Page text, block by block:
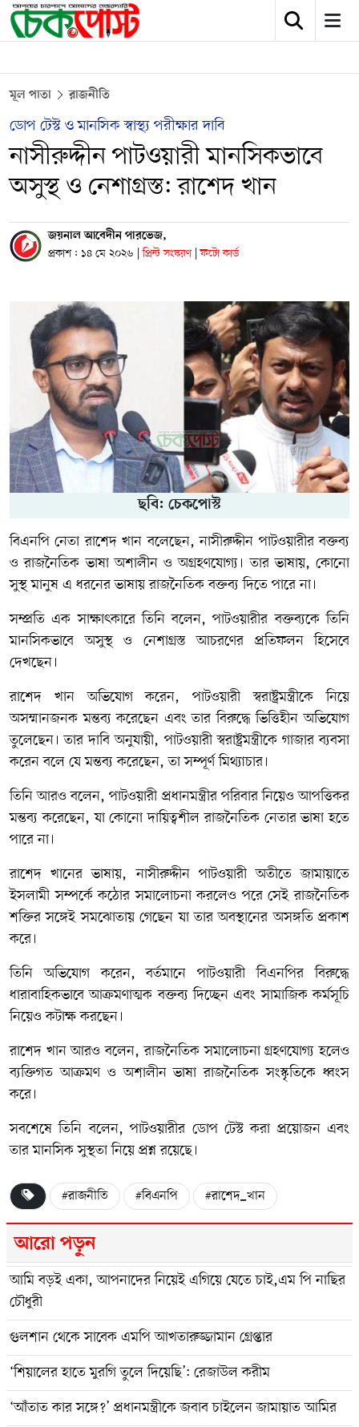
মূল পাতা রাজনীতি
ডোপ টেস্ট ও মানসিক স্বাস্থ্য পরীক্ষার দাবি
নাসীরুদ্দীন পাটওয়ারী মানসিকভাবে
অসুস্থ ও নেশাগ্রস্ত: রাশেদ খান
জয়নাল আবেদীন পারভেজ,
প্রকাশ : ১৪ মে ২০২৬ | প্রিন্ট সংস্করণ | ফটো কার্ড
ছবি: চেকপোস্ট
বিএনপি নেতা রাশেদ খান বলেছেন, নাসীরুদ্দীন পাটওয়ারীর বক্তব্য
ও রাজনৈতিক ভাষা অশালীন ও অগ্রহণযোগ্য। তার ভাষায়, কোনো
সুস্থ মানুষ এ ধরনের ভাষায় রাজনৈতিক বক্তব্য দিতে পারে না।
সম্প্রতি এক সাক্ষাৎকারে তিনি বলেন, পাটওয়ারীর বক্তব্যকে তিনি
মানসিকভাবে অসুস্থ ও নেশাগ্রস্ত আচরণের প্রতিফলন হিসেবে
দেখছেন।
রাশেদ খান অভিযোগ করেন, পাটওয়ারী স্বরাষ্ট্রমন্ত্রীকে নিয়ে
অসম্মানজনক মন্তব্য করেছেন এবং তার বিরুদ্ধে ভিত্তিহীন অভিযোগ
তুলেছেন। তার দাবি অনুযায়ী, পাটওয়ারী স্বরাষ্ট্রমন্ত্রীকে গাজার ব্যবসা
করেন বলে যে মন্তব্য করেছেন, তা সম্পূর্ণ মিথ্যাচার।
তিনি আরও বলেন, পাটওয়ারী প্রধানমন্ত্রীর পরিবার নিয়েও আপত্তিকর
মন্তব্য করেছেন, যা কোনো দায়িত্বশীল রাজনৈতিক নেতার ভাষা হতে
পারে না।
রাশেদ খানের ভাষায়, নাসীরুদ্দীন পাটওয়ারী অতীতে জামায়াতে
ইসলামী সম্পর্কে কঠোর সমালোচনা করলেও পরে সেই রাজনৈতিক
শক্তির সঙ্গেই সমঝোতায় গেছেন যা তার অবস্থানের অসঙ্গতি প্রকাশ
করে।
তিনি অভিযোগ করেন, বর্তমানে পাটওয়ারী বিএনপির বিরুদ্ধে
ধারাবাহিকভাবে আক্রমণাত্মক বক্তব্য দিচ্ছেন এবং সামাজিক কর্মসূচি
নিয়েও কটাক্ষ করছেন।
রাশেদ খান আরও বলেন, রাজনৈতিক সমালোচনা গ্রহণযোগ্য হলেও
ব্যক্তিগত আক্রমণ ও অশালীন ভাষা রাজনৈতিক সংস্কৃতিকে ধ্বংস
করে।
সবশেষে তিনি বলেন, পাটওয়ারীর ডোপ টেস্ট করা প্রয়োজন এবং
তার মানসিক সুস্থতা নিয়ে প্রশ্ন রয়েছে।
#রাজনীতি #বিএনপি #রাশেদ_খান
আরো পড়ুন
আমি বড়ই একা, আপনাদের নিয়েই এগিয়ে যেতে চাই,এম পি নাছির
চৌধুরী
গুলশান থেকে সাবেক এমপি আখতারুজ্জামান গ্রেপ্তার
‘শিয়ালের হাতে মুরগি তুলে দিয়েছি’: রেজাউল করীম
‘আঁতাত কার সঙ্গে?’ প্রধানমন্ত্রীকে জবাব চাইলেন জামায়াত আমির